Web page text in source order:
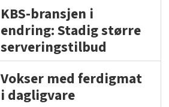
KBS-bransjen i
endring: Stadig større
serveringstilbud
Vokser med ferdigmat
i dagligvare